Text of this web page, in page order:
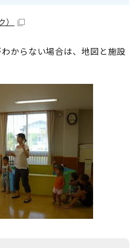
）
からない場合は、地図と施設